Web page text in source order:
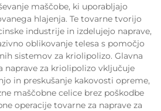
maščobe, ki uporabljajo
hlajenja. Te tovarne tvorijo
industrije in izdelujejo naprave,
oblikovanje telesa s pomočjo
sistemov za kriolipolizo. Glavna
naprave za kriolipolizo vključuje
in preskušanje kakovosti opreme,
maščobne celice brez poškodbe
operacije tovarne za naprave za